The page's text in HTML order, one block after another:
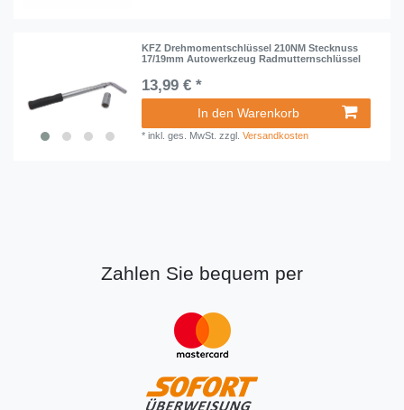
KFZ Drehmomentschlüssel 210NM Stecknuss
17/19mm Autowerkzeug Radmutternschlüssel
13,99 € *
In den Warenkorb
*inkl. ges. MwSt. zzgl.Versandkosten
Zahlen Sie bequem per